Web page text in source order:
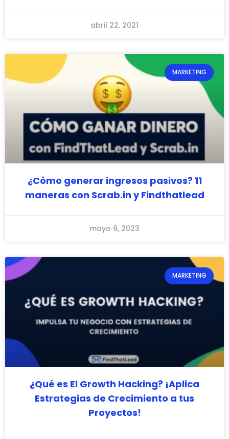
abril 22, 2021
MARKETING
¿Cómo generar ingresos pasivos? 11
maneras con Scrab.in y Findthatlead
mayo 9, 2023
MARKETING
¿Qué es El Growth Hacking? ¡Aplica
Estrategias de Crecimiento a tus
Proyectos!